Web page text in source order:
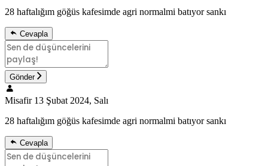
28 haftalığım göğüs kafesimde agri normalmi batıyor sankı
Cevapla
Gönder
Misafir 13 Şubat 2024, Salı
28 haftalığım göğüs kafesimde agri normalmi batıyor sankı
Cevapla